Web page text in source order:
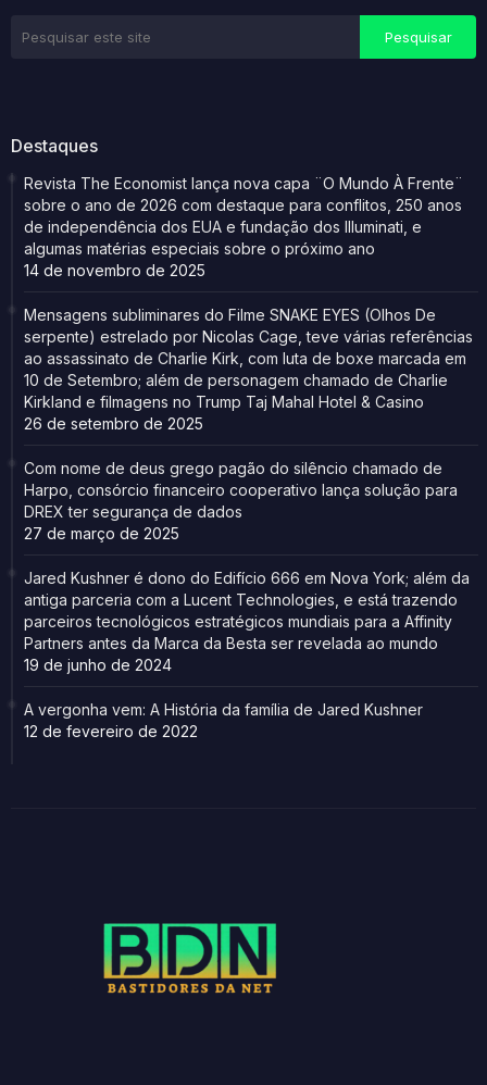
Destaques
Revista The Economist lança nova capa ¨O Mundo À Frente¨
sobre o ano de 2026 com destaque para conflitos, 250 anos
de independência dos EUA e fundação dos Illuminati, e
algumas matérias especiais sobre o próximo ano
14 de novembro de 2025
Mensagens subliminares do Filme SNAKE EYES (Olhos De
serpente) estrelado por Nicolas Cage, teve várias referências
ao assassinato de Charlie Kirk, com luta de boxe marcada em
10 de Setembro; além de personagem chamado de Charlie
Kirkland e filmagens no Trump Taj Mahal Hotel & Casino
26 de setembro de 2025
Com nome de deus grego pagão do silêncio chamado de
Harpo, consórcio financeiro cooperativo lança solução para
DREX ter segurança de dados
27 de março de 2025
Jared Kushner é dono do Edifício 666 em Nova York; além da
antiga parceria com a Lucent Technologies, e está trazendo
parceiros tecnológicos estratégicos mundiais para a Affinity
Partners antes da Marca da Besta ser revelada ao mundo
19 de junho de 2024
A vergonha vem: A História da família de Jared Kushner
12 de fevereiro de 2022